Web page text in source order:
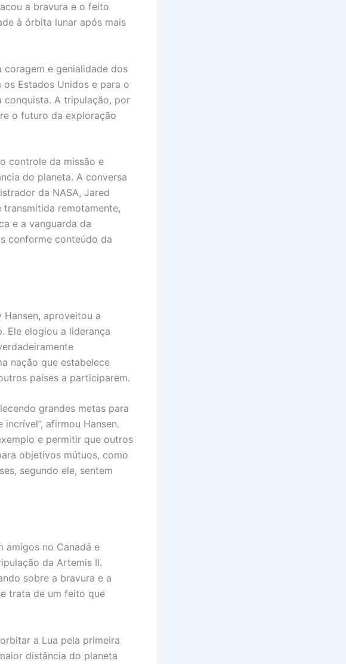
a bravura e o feito
à órbita lunar após mais
coragem e genialidade dos
Estados Unidos e para o
conquista. A tripulação, por
o futuro da exploração
controle da missão e
do planeta. A conversa
da NASA, Jared
transmitida remotamente,
e a vanguarda da
conforme conteúdo da
Hansen, aproveitou a
Ele elogiou a liderança
nação que estabelece
países a participarem.
grandes metas para
afirmou Hansen.
e permitir que outros
objetivos mútuos, como
segundo ele, sentem
amigos no Canadá e
da Artemis II.
sobre a bravura e a
trata de um feito que
a Lua pela primeira
distância do planeta